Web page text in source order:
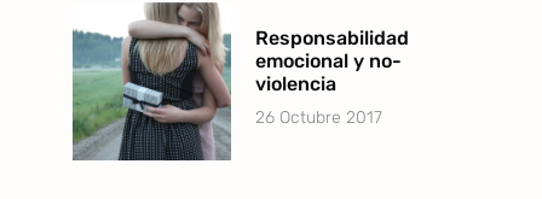
Responsabilidad
emocional y no-
violencia
26 Octubre 2017